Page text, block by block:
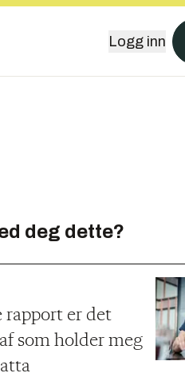
Logg inn
deg dette?
rapport er det
som holder meg